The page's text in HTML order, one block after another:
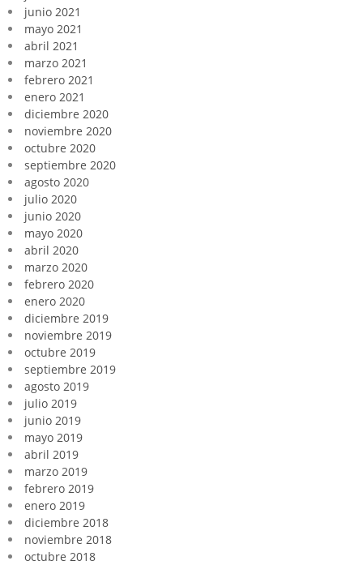
junio 2021
mayo 2021
abril 2021
marzo 2021
febrero 2021
enero 2021
diciembre 2020
noviembre 2020
octubre 2020
septiembre 2020
agosto 2020
julio 2020
junio 2020
mayo 2020
abril 2020
marzo 2020
febrero 2020
enero 2020
diciembre 2019
noviembre 2019
octubre 2019
septiembre 2019
agosto 2019
julio 2019
junio 2019
mayo 2019
abril 2019
marzo 2019
febrero 2019
enero 2019
diciembre 2018
noviembre 2018
octubre 2018